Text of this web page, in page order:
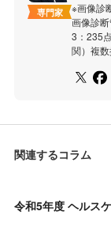
専門家
※画像診
画像診
3：235
関）複
関連するコラム
令和5年度 ヘルス